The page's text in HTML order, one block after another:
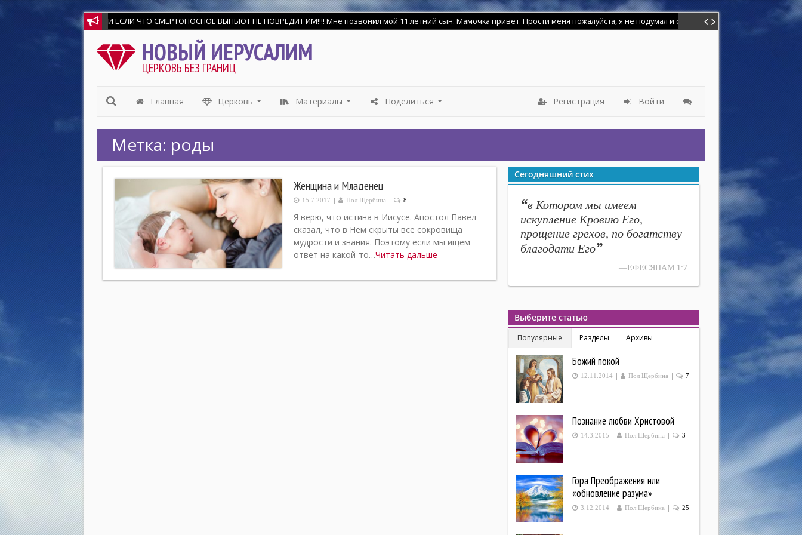
И ЕСЛИ ЧТО СМЕРТОНОСНОЕ ВЫПЬЮТ НЕ ПОВРЕДИТ ИМ!!!! Мне позвонил мой 11 летний сын: Мамочка привет. Прости меня пожалуйста, я не подумал и сделал глупость. Я баловался
Мир всем любящим Господа и Спасителя нашего .Напишу свидетельство о себе. Я уверовал и принял крещение 18лет назад ,но мир этот грешный взял надо мной власть и я отошёл
НОВЫЙ ИЕРУСАЛИМ
ЦЕРКОВЬ БЕЗ ГРАНИЦ
Главная Церковь Материалы Поделиться Регистрация Войти
Метка: роды
Женщина и Младенец
15.7.2017 | Пол Щербина | 8
Я верю, что истина в Иисусе. Апостол Павел
сказал, что в Нем скрыты все сокровища
мудрости и знания. Поэтому если мы ищем
ответ на какой-то…Читать дальше
Сегодняшний стих
“в Котором мы имеем
искупление Кровию Его,
прощение грехов, по богатству
благодати Его”
—ЕФЕСЯНАМ 1:7
Выберите статью
Популярные Разделы Архивы
Божий покой
12.11.2014 | Пол Щербина | 7
Познание любви Христовой
14.3.2015 | Пол Щербина | 3
Гора Преображения или
«обновление разума»
3.12.2014 | Пол Щербина | 25